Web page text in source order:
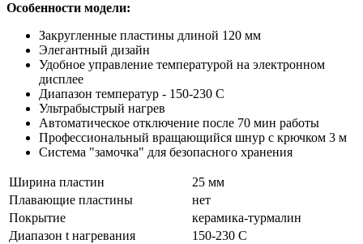
Особенности модели:
Закругленные пластины длиной 120 мм
Элегантный дизайн
Удобное управление температурой на электронном
дисплее
Диапазон температур - 150-230 С
Ультрабыстрый нагрев
Автоматическое отключение после 70 мин работы
Профессиональный вращающийся шнур с крючком 3 м
Система "замочка" для безопасного хранения
Ширина пластин
25 мм
Плавающие пластины
нет
Покрытие
керамика-турмалин
Диапазон t нагревания
150-230 C